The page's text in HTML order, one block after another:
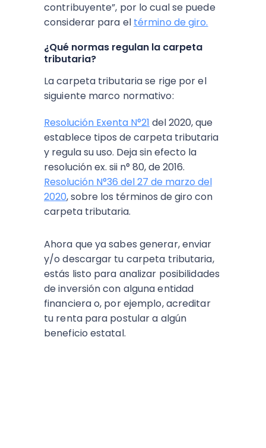
contribuyente”, por lo cual se puede
considerar para el término de giro.
¿Qué normas regulan la carpeta
tributaria?
La carpeta tributaria se rige por el
siguiente marco normativo:
Resolución Exenta N°21 del 2020, que
establece tipos de carpeta tributaria
y regula su uso. Deja sin efecto la
resolución ex. sii n° 80, de 2016.
Resolución N°36 del 27 de marzo del
2020, sobre los términos de giro con
carpeta tributaria.
Ahora que ya sabes generar, enviar
y/o descargar tu carpeta tributaria,
estás listo para analizar posibilidades
de inversión con alguna entidad
financiera o, por ejemplo, acreditar
tu renta para postular a algún
beneficio estatal.